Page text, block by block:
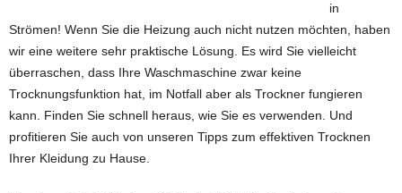
in
Strömen! Wenn Sie die Heizung auch nicht nutzen möchten, haben
wir eine weitere sehr praktische Lösung. Es wird Sie vielleicht
überraschen, dass Ihre Waschmaschine zwar keine
Trocknungsfunktion hat, im Notfall aber als Trockner fungieren
kann. Finden Sie schnell heraus, wie Sie es verwenden. Und
profitieren Sie auch von unseren Tipps zum effektiven Trocknen
Ihrer Kleidung zu Hause.